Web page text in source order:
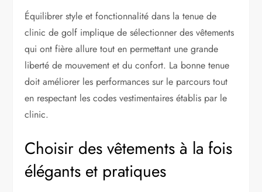
Équilibrer style et fonctionnalité dans la tenue de
clinic de golf implique de sélectionner des vêtements
qui ont fière allure tout en permettant une grande
liberté de mouvement et du confort. La bonne tenue
doit améliorer les performances sur le parcours tout
en respectant les codes vestimentaires établis par le
clinic.
Choisir des vêtements à la fois
élégants et pratiques